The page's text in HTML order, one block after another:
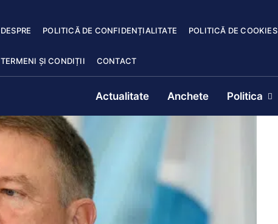
DESPRE POLITICĂ DE CONFIDENȚIALITATE POLITICĂ DE COOKIES
TERMENI ȘI CONDIȚII CONTACT
Actualitate Anchete Politica